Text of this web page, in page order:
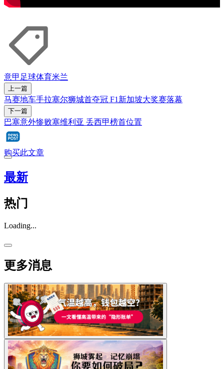
意甲 足球体育米兰
上一篇
马赛地车手拉塞尔狮城首夺冠 F1新加坡大奖赛落幕
下一篇
巴塞意外惨败塞维利亚 丢西甲榜首位置
购买此文章
最新
热门
Loading...
更多消息